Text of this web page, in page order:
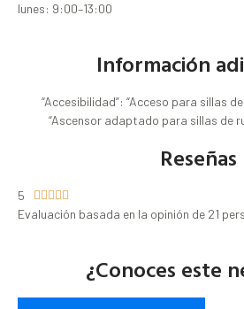
lunes: 9:00–13:00
Información
“Accesibilidad”: “Acceso para sillas
“Ascensor adaptado para sillas de
Reseñas
5     
Evaluación basada en la opinión de 21
¿Conoces este